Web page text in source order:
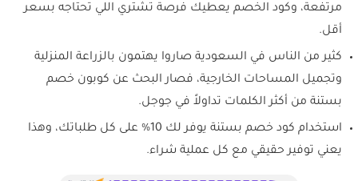
مرتفعة، وكود الخصم يعطيك فرصة تشتري اللي تحتاجه بسعر
أقل.
كثير من الناس في السعودية صاروا يهتمون بالزراعة المنزلية
وتجميل المساحات الخارجية، فصار البحث عن كوبون خصم
بستنة من أكثر الكلمات تداولاً في جوجل.
استخدام كود خصم بستنة يوفر لك 10% على كل طلباتك، وهذا
يعني توفير حقيقي مع كل عملية شراء.